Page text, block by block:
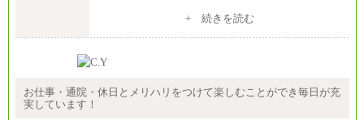
（３）月給191,000円以上（実働7.5時間）
（５）月給147,800円以上（実働6時間）
時給 1,226円（実働4.5時間）
間額換算額）
・退職金相当手当 37円
+ 続きを読む
お仕事・通院・休日とメリハリをつけて楽しむことができ毎日が充
実しています！